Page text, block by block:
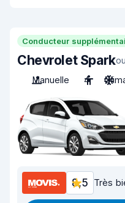
Conducteur
Chevrolet Spark
Manuelle
4
8,5 Très